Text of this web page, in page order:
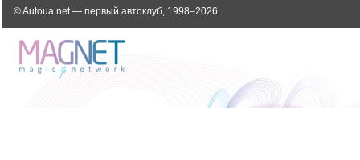
© Autoua.net — первый автоклуб, 1998–2026.